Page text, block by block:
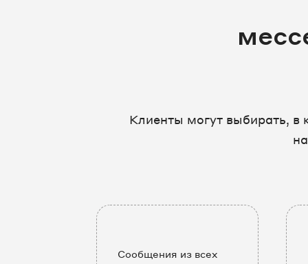
Клиенты могут выбирать, в
Сообщения из всех